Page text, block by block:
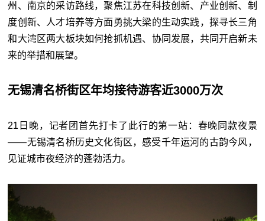
州、南京的采访路线，聚焦江苏在科技创新、产业创新、制
度创新、人才培养等方面勇挑大梁的生动实践，探寻长三角
和大湾区两大板块如何抢抓机遇、协同发展，共同开启新未
来的举措和展望。
无锡清名桥街区年均接待游客近3000万次
21日晚，记者团首先打卡了此行的第一站：春晚同款夜景
——无锡清名桥历史文化街区，感受千年运河的古韵今风，
见证城市夜经济的蓬勃活力。